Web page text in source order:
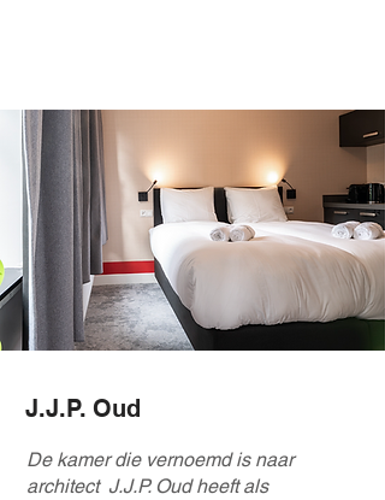
J.J.P. Oud
De kamer die vernoemd is naar
architect J.J.P. Oud heeft als